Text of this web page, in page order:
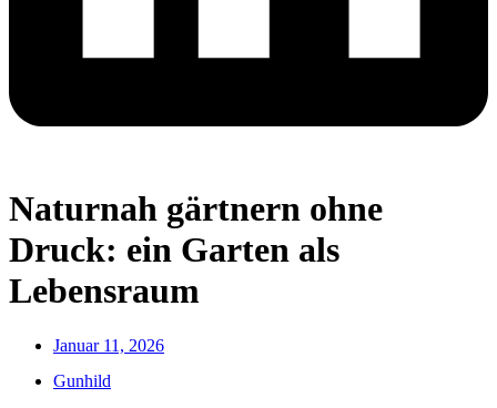
Naturnah gärtnern ohne
Druck: ein Garten als
Lebensraum
Januar 11, 2026
Gunhild